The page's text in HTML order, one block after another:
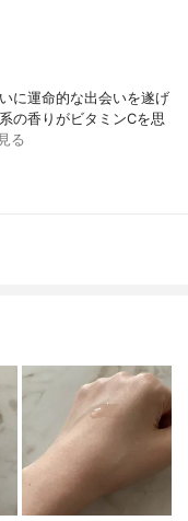
に運命的な出会いを遂げ
の香りがビタミンCを思
る